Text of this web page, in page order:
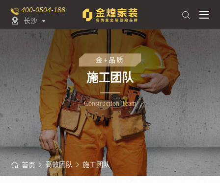
400-0504-188
长沙 

金+品质
施工团队
Construction Team
首页 高效团队 施工团队